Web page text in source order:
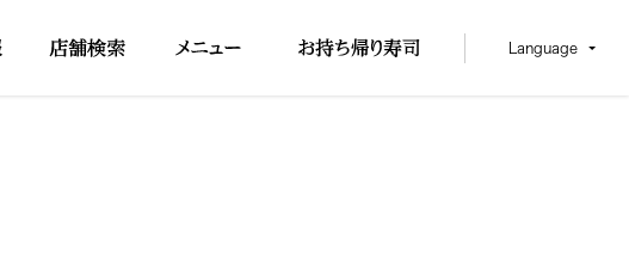
Language